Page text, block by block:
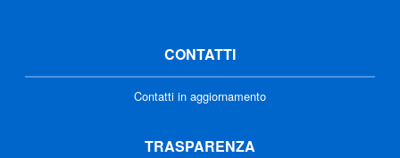
CONTATTI
Contatti in aggiornamento
TRASPARENZA